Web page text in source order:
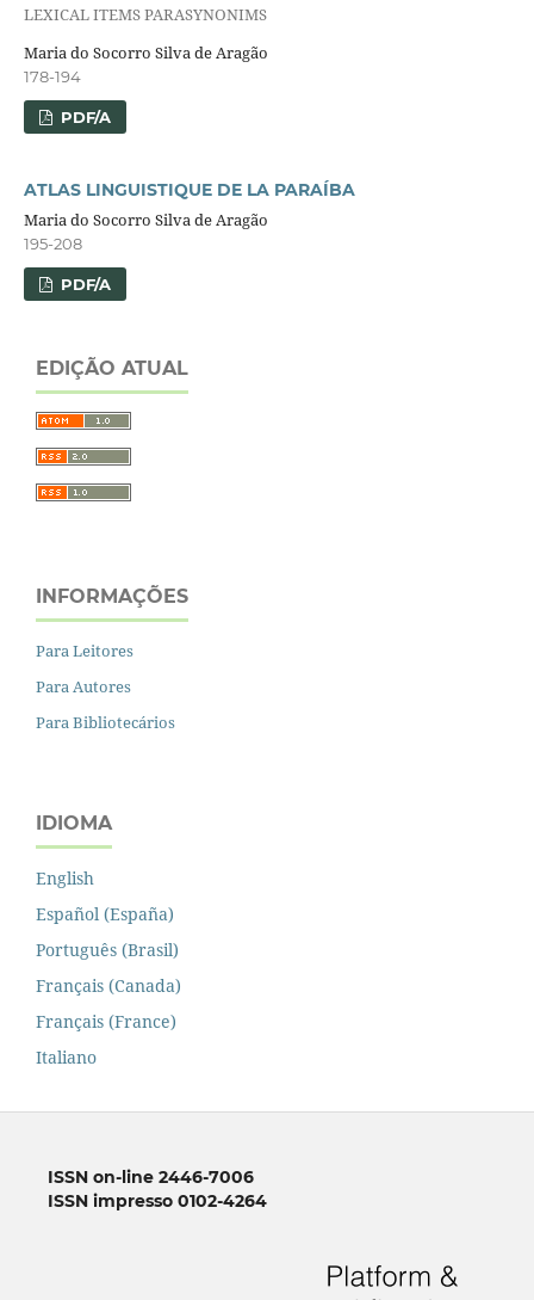
LEXICAL ITEMS PARASYNONIMS
Maria do Socorro Silva de Aragão
178-194
PDF/A
ATLAS LINGUISTIQUE DE LA PARAÍBA
Maria do Socorro Silva de Aragão
195-208
PDF/A
EDIÇÃO ATUAL
INFORMAÇÕES
Para Leitores
Para Autores
Para Bibliotecários
IDIOMA
English
Español (España)
Português (Brasil)
Français (Canada)
Français (France)
Italiano
ISSN on-line 2446-7006
ISSN impresso 0102-4264